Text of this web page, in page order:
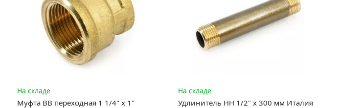
На складе
Муфта ВВ переходная 1 1/4" x 1"
На складе
Удлинитель НН 1/2" x 300 мм Италия